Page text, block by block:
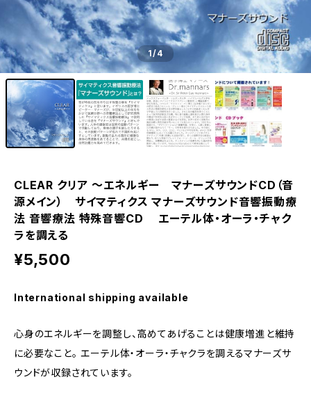
1/4
CLEAR クリア ～エネルギー マナーズサウンドCD（音
源メイン） サイマティクス マナーズサウンド音響振動療
法 音響療法 特殊音響CD エーテル体・オーラ・チャク
ラを調える
¥5,500
International shipping available
心身のエネルギーを調整し、高めてあげることは健康増進と維持
に必要なこと。 エーテル体・オーラ・チャクラを調えるマナーズサ
ウンドが収録されています。